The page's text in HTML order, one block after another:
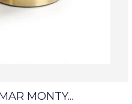
MONTY...